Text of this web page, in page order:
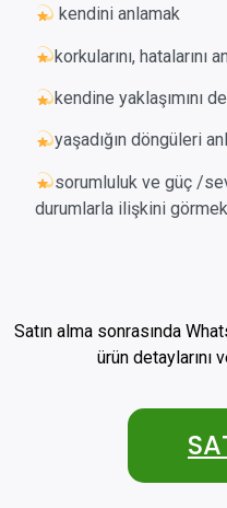
kendini anlamak
korkularını, hatalarını
kendine yaklaşımını
yaşadığın döngüleri
sorumluluk ve güç /
durumlarla ilişkini görmek
Satın alma sonrasında
ürün detaylarını